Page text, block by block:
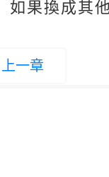
如果換成其
上一章